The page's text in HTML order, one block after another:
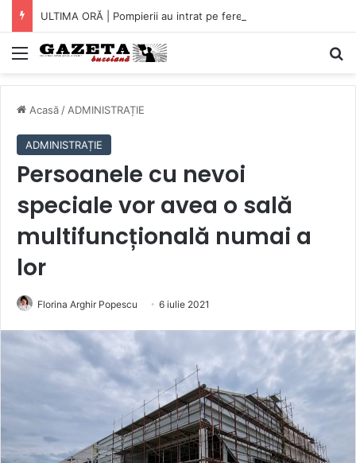
Mediu
Acasă / ADMINISTRAȚIE
ADMINISTRAȚIE
Persoanele cu nevoi
speciale vor avea o sală
multifuncțională numai a
lor
Florina Arghir Popescu 6 iulie 2021